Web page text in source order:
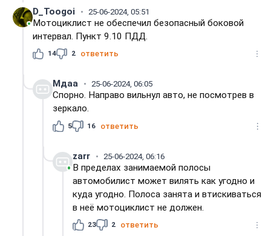
D_Toogoi 25-06-2024, 05:51
Мотоциклист не обеспечил безопасный боковой
интервал. Пункт 9.10 ПДД.
14 2 ответить
Мдаа 25-06-2024, 06:05
Спорно. Направо вильнул авто, не посмотрев в
зеркало.
5 16 ответить
zarr 25-06-2024, 06:16
В пределах занимаемой полосы
автомобилист может вилять как угодно и
куда угодно. Полоса занята и втискиваться
в неё мотоциклист не должен.
23 2 ответить